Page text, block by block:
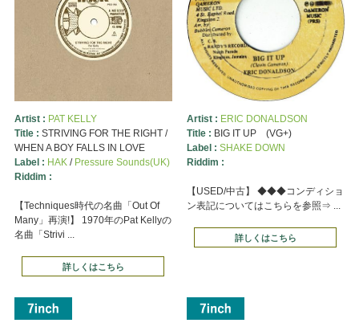
Artist : PAT KELLY
Title : STRIVING FOR THE RIGHT /
WHEN A BOY FALLS IN LOVE
Label : HAK/ Pressure Sounds(UK)
Riddim :
【Techniques時代の名曲「Out Of
Many」再演!】 1970年のPat Kellyの
名曲「Strivi ...
詳しくはこちら
Artist : ERIC DONALDSON
Title : BIG IT UP (VG+)
Label : SHAKE DOWN
Riddim :
【USED/中古】 ◆◆◆コンディショ
ン表記についてはこちらを参照⇒ ...
詳しくはこちら